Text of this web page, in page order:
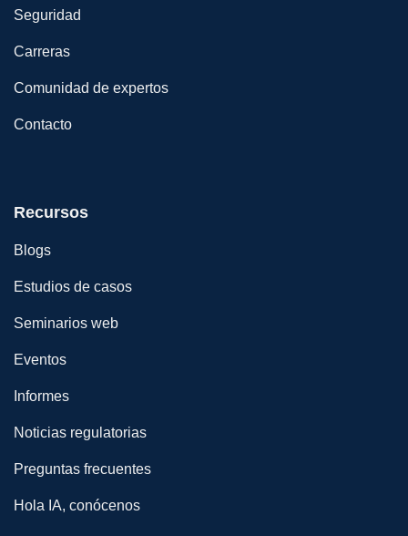
Seguridad
Carreras
Comunidad de expertos
Contacto
Recursos
Blogs
Estudios de casos
Seminarios web
Eventos
Informes
Noticias regulatorias
Preguntas frecuentes
Hola IA, conócenos